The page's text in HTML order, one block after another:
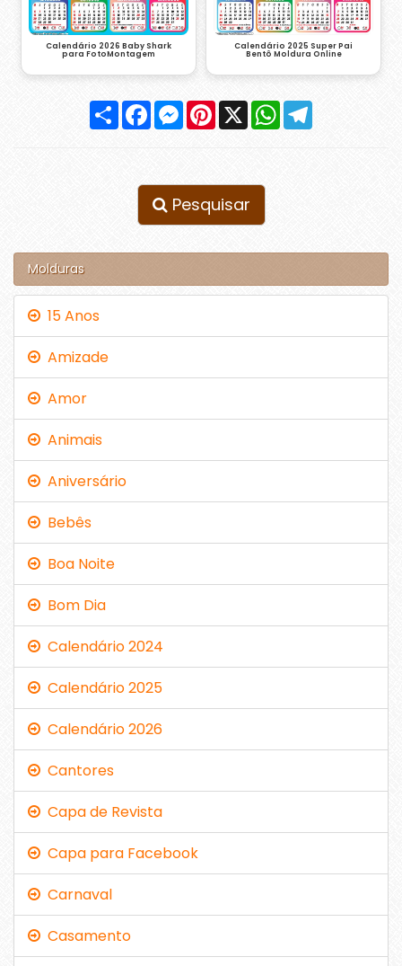
Calendário 2026 Baby Shark
para FotoMontagem
Calendário 2025 Super Pai
Bentô Moldura Online
Compartilhar
FacebookMessenger
Pinterest
X WhatsApp
Pesquisar
Molduras
15 Anos
Amizade
Amor
Animais
Aniversário
Bebês
Boa Noite
Bom Dia
Calendário 2024
Calendário 2025
Calendário 2026
Cantores
Capa de Revista
Capa para Facebook
Carnaval
Casamento